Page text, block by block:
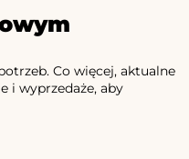
Co więcej, aktualne
i wyprzedaże, aby